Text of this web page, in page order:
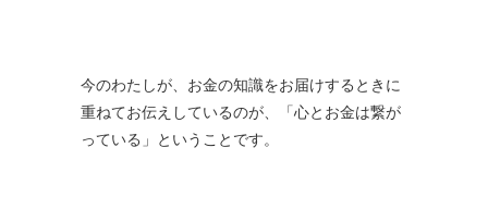
今のわたしが、お金の知識をお届けするときに
重ねてお伝えしているのが、「心とお金は繋が
っている」ということです。